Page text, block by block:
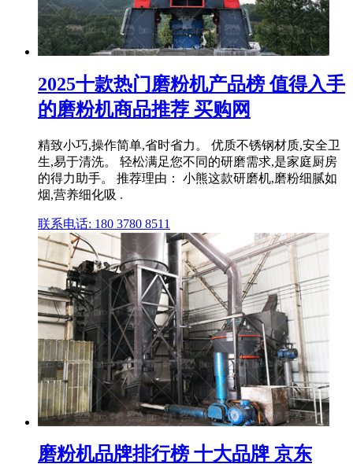
2025十款热门磨粉机产品榜 值得入手
的磨粉机商品推荐 买购网
精致小巧,操作简单,省时省力。 优质不锈钢材质,安全卫
生,易于清洗。 轻松满足您不同的研磨需求,是家庭厨房
的得力助手。 推荐理由： 小熊这款研磨机,磨粉细腻如
烟,营养细化吸 .
联系电话: 180 3780 8511
磨粉机品牌排行榜 十大品牌 京东